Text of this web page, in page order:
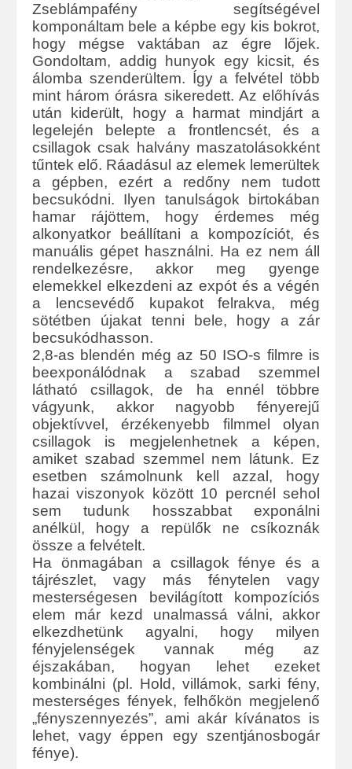
Zseblámpafény segítségével
komponáltam bele a képbe egy kis bokrot,
hogy mégse vaktában az égre lőjek.
Gondoltam, addig hunyok egy kicsit, és
álomba szenderültem. Így a felvétel több
mint három órásra sikeredett. Az előhívás
után kiderült, hogy a harmat mindjárt a
legelején belepte a frontlencsét, és a
csillagok csak halvány maszatolásokként
tűntek elő. Ráadásul az elemek lemerültek
a gépben, ezért a redőny nem tudott
becsukódni. Ilyen tanulságok birtokában
hamar rájöttem, hogy érdemes még
alkonyatkor beállítani a kompozíciót, és
manuális gépet használni. Ha ez nem áll
rendelkezésre, akkor meg gyenge
elemekkel elkezdeni az expót és a végén
a lencsevédő kupakot felrakva, még
sötétben újakat tenni bele, hogy a zár
becsukódhasson.
2,8-as blendén még az 50 ISO-s filmre is
beexponálódnak a szabad szemmel
látható csillagok, de ha ennél többre
vágyunk, akkor nagyobb fényerejű
objektívvel, érzékenyebb filmmel olyan
csillagok is megjelenhetnek a képen,
amiket szabad szemmel nem látunk. Ez
esetben számolnunk kell azzal, hogy
hazai viszonyok között 10 percnél sehol
sem tudunk hosszabbat exponálni
anélkül, hogy a repülők ne csíkoznák
össze a felvételt.
Ha önmagában a csillagok fénye és a
tájrészlet, vagy más fénytelen vagy
mesterségesen bevilágított kompozíciós
elem már kezd unalmassá válni, akkor
elkezdhetünk agyalni, hogy milyen
fényjelenségek vannak még az
éjszakában, hogyan lehet ezeket
kombinálni (pl. Hold, villámok, sarki fény,
mesterséges fények, felhőkön megjelenő
„fényszennyezés”, ami akár kívánatos is
lehet, vagy éppen egy szentjánosbogár
fénye).